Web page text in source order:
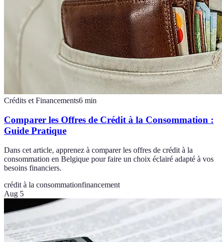
Crédits et Financements6 min
Comparer les Offres de Crédit à la Consommation :
Guide Pratique
Dans cet article, apprenez à comparer les offres de crédit à la
consommation en Belgique pour faire un choix éclairé adapté à vos
besoins financiers.
crédit à la consommationfinancement
Aug 5